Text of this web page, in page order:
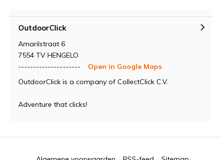
OutdoorClick
Amarilstraat 6
7554 TV HENGELO
---------------------
Open in Google Maps
OutdoorClick is a company of CollectClick C.V.
Adventure that clicks!